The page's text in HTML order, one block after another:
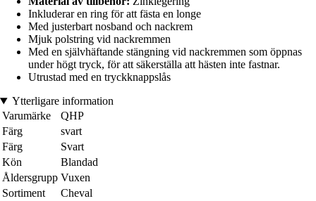
Inkluderar en ring för att fästa en longe
Med justerbart nosband och nackrem
Mjuk polstring vid nackremmen
Med en självhäftande stängning vid nackremmen som öppnas
under högt tryck, för att säkerställa att hästen inte fastnar.
Utrustad med en tryckknappslås
Ytterligare information
Varumärke
QHP
Färg
svart
Färg
Svart
Kön
Blandad
Åldersgrupp Vuxen
Sortiment
Cheval